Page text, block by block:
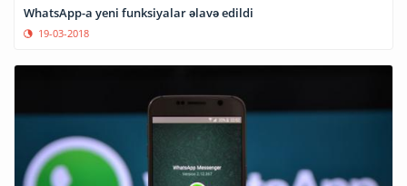
WhatsApp-a yeni funksiyalar əlavə edildi
19-03-2018